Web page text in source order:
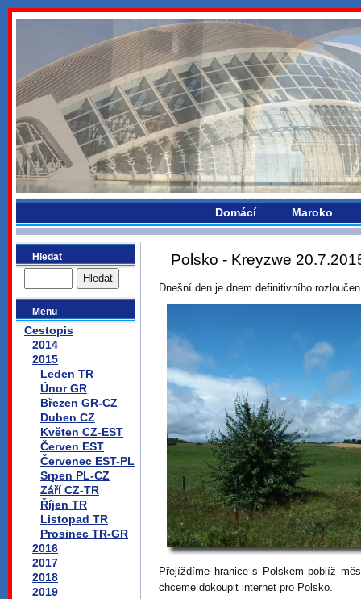
bydlikemevropou.com
Domácí Maroko
Hledat
Menu
Cestopis
2014
2015
Leden TR
Únor GR
Březen GR-CZ
Duben CZ
Květen CZ-EST
Červen EST
Červenec EST-PL
Srpen PL-CZ
Září CZ-TR
Říjen TR
Listopad TR
Prosinec TR-GR
2016
2017
2018
2019
Polsko - Kreyzwe
Dnešní den je dnem definitivního
Přejíždíme hranice s Polskem poblíž
chceme dokoupit internet pro Polsko.